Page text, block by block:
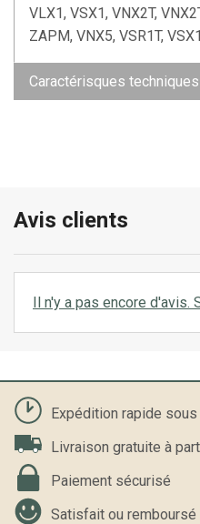
VLX1, VSX1, VNX2T,
ZAPM, VNX5, VSR1T,
Caractérisques techniques
Avis clients
Il n'y a pas encore d'avis.
Expédition rapide sous
Livraison gratuite à
Paiement sécurisé
Satisfait ou remboursé